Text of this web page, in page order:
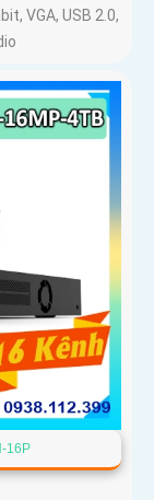
VGA, USB 2.0,
16P